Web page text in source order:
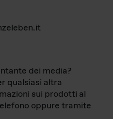
dei media?
qualsiasi altra
sui prodotti al
oppure tramite